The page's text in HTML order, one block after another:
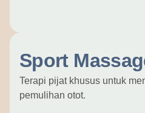
Sport
Terapi pijat khusus untuk
pemulihan otot.